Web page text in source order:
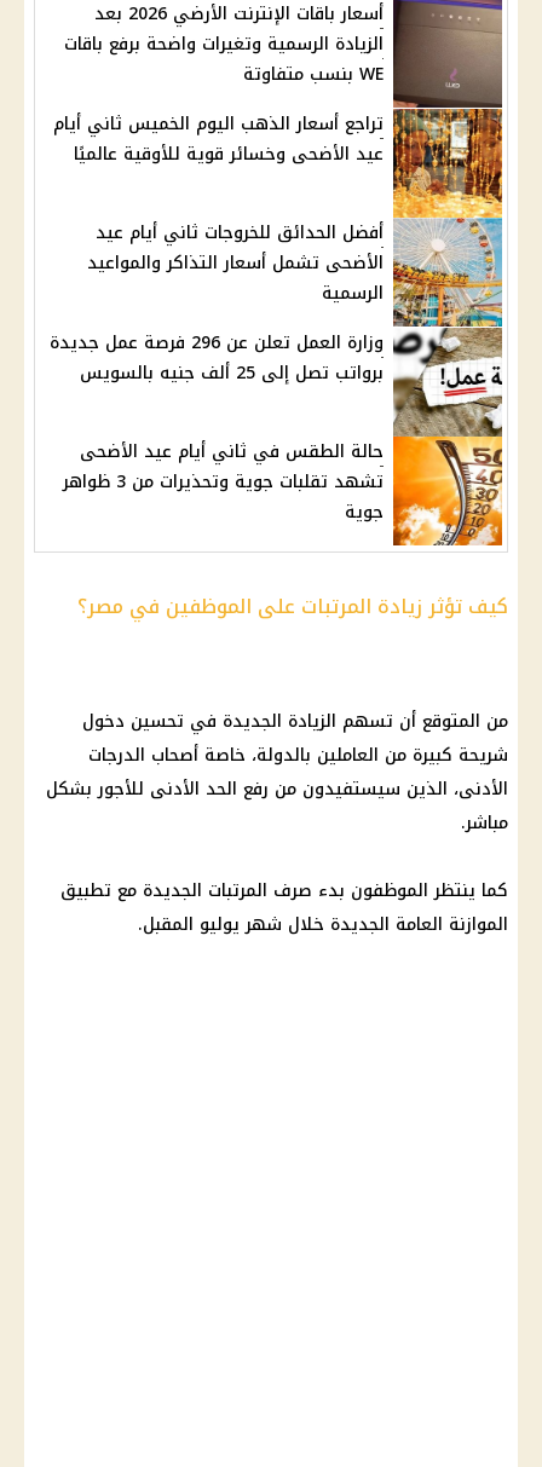
أسعار باقات الإنترنت الأرضي 2026 بعد
الزيادة الرسمية وتغيرات واضحة برفع باقات
WE بنسب متفاوتة
تراجع أسعار الذهب اليوم الخميس ثاني أيام
عيد الأضحى وخسائر قوية للأوقية عالميًا
أفضل الحدائق للخروجات ثاني أيام عيد
الأضحى تشمل أسعار التذاكر والمواعيد
الرسمية
وزارة العمل تعلن عن 296 فرصة عمل جديدة
برواتب تصل إلى 25 ألف جنيه بالسويس
حالة الطقس في ثاني أيام عيد الأضحى
تشهد تقلبات جوية وتحذيرات من 3 ظواهر
جوية
كيف تؤثر زيادة المرتبات على الموظفين في مصر؟
من المتوقع أن تسهم الزيادة الجديدة في تحسين دخول
شريحة كبيرة من العاملين بالدولة، خاصة أصحاب الدرجات
الأدنى، الذين سيستفيدون من رفع الحد الأدنى للأجوربشكل
مباشر.
كما ينتظر الموظفون بدء صرف المرتبات الجديدة مع تطبيق
الموازنة العامة الجديدة خلال شهر يوليو المقبل.